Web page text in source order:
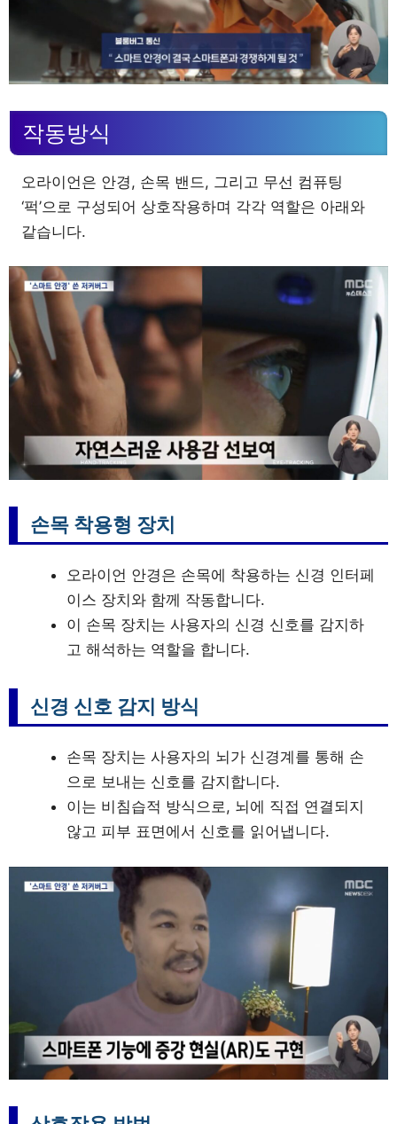
작동방식
오라이언은 안경, 손목 밴드, 그리고 무선 컴퓨팅
‘퍽’으로 구성되어 상호작용하며 각각 역할은 아래와
같습니다.
손목 착용형 장치
오라이언 안경은 손목에 착용하는 신경 인터페
이스 장치와 함께 작동합니다.
이 손목 장치는 사용자의 신경 신호를 감지하
고 해석하는 역할을 합니다.
신경 신호 감지 방식
손목 장치는 사용자의 뇌가 신경계를 통해 손
으로 보내는 신호를 감지합니다.
이는 비침습적 방식으로, 뇌에 직접 연결되지
않고 피부 표면에서 신호를 읽어냅니다.